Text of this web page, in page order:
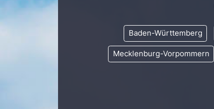
Baden-Württemberg
Mecklenburg-Vorpommern